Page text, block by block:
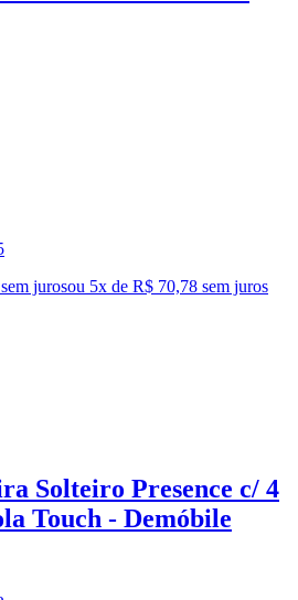
jurosou 5x de R$ 70,78 sem juros
Solteiro Presence c/ 4
Touch - Demóbile